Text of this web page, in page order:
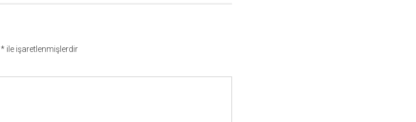
*ile işaretlenmişlerdir